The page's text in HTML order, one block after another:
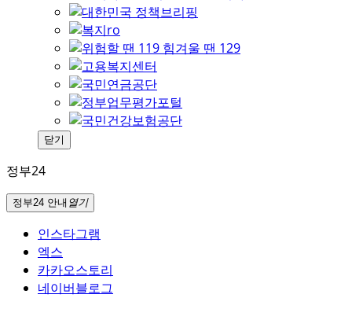
닫기
정부24
정부24 안내 열기
인스타그램
엑스
카카오스토리
네이버블로그